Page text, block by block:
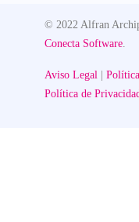
© 2022 Alfran
Conecta Software.
Aviso Legal|
Política de